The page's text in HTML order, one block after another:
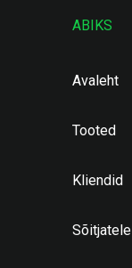
ABIKS
Avaleht
Tooted
Kliendid
Sõitjatele